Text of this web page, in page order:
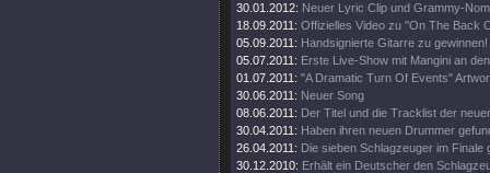
30.01.2012: Neuer Lyric Clip und Grammy-
18.09.2011: Offizielles Video zu "On The Back
05.09.2011: Handsignierte Gitarre zu gewinnen!
05.07.2011: Erste Live-Show mit Mangini an
01.07.2011: "A Dramatic Turn Of Events"
30.06.2011: Neuer Song
08.06.2011: Der Titel und die Tracklist der
30.04.2011: Haben ihren neuen Drummer
26.04.2011: Die sieben Schlagzeuger im Finale
30.12.2010: Erhält ein Deutscher den